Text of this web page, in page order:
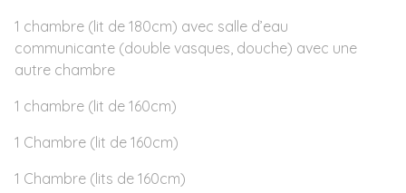
1 chambre (lit de 180cm) avec salle d’eau
communicante (double vasques, douche) avec une
autre chambre
1 chambre (lit de 160cm)
1 Chambre (lit de 160cm)
1 Chambre (lits de 160cm)